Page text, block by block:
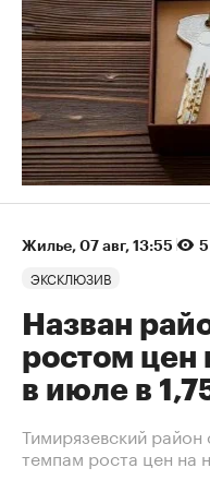
Жилье 07 авг, 13:55
ЭКСКЛЮЗИВ
Назван
ростом цен
в июле в
Тимирязевский
темпам роста цен на